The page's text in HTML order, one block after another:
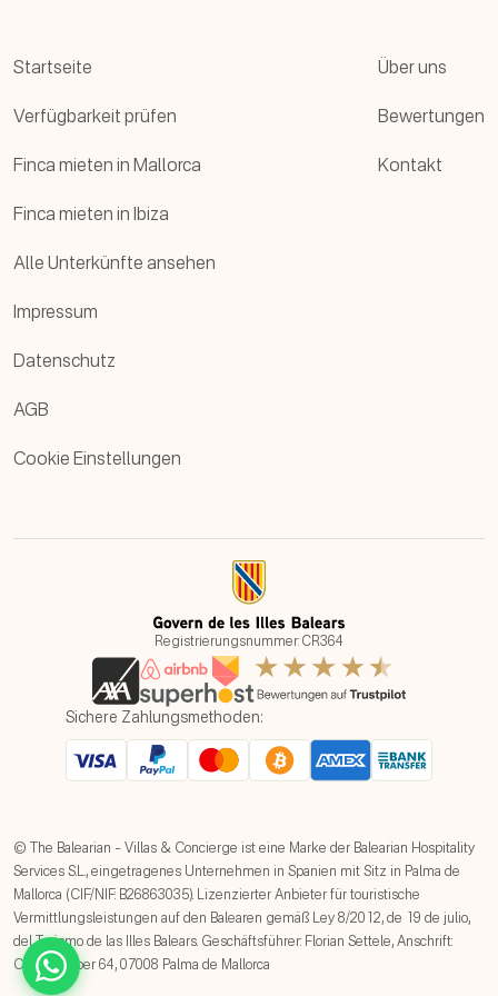
Startseite
Verfügbarkeit prüfen
Finca mieten in Mallorca
Finca mieten in Ibiza
Alle Unterkünfte ansehen
Über uns
Bewertungen
Kontakt
Impressum
Datenschutz
AGB
Cookie Einstellungen
Registrierungsnummer: CR364
Sichere Zahlungsmethoden:
© The Balearian – Villas & Concierge ist eine Marke der Balearian Hospitality
Services S.L., eingetragenes Unternehmen in Spanien mit Sitz in Palma de
Mallorca (CIF/NIF: B26863035). Lizenzierter Anbieter für touristische
Vermittlungsleistungen auf den Balearen gemäß Ley 8/2012, de 19 de julio,
del Turismo de las Illes Balears. Geschäftsführer: Florian Settele, Anschrift:
Carrer d’Alber 64, 07008 Palma de Mallorca